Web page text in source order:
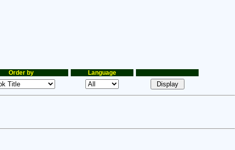
Order by Language